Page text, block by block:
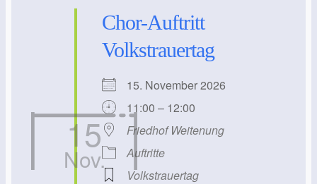
15
Nov.
Chor-Auftritt
Volkstrauertag
15. November 2026
11:00 – 12:00
Friedhof Weitenung
Auftritte
Volkstrauertag